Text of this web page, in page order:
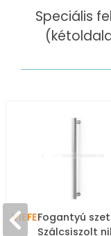
Speciális
VIEFEFogantyú
Szálcsiszolt